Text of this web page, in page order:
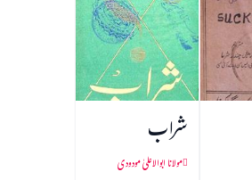
شراب
مولانا ابوالاعلیٰ مودودی